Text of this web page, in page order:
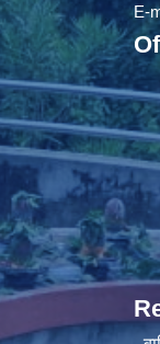
E-